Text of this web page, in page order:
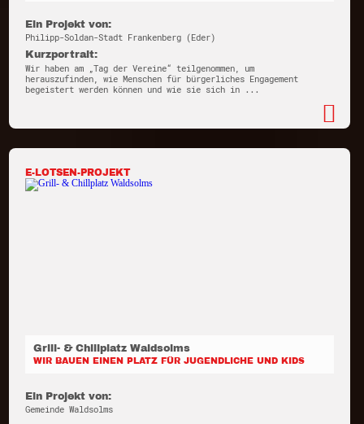
Ein Projekt von:
Philipp-Soldan-Stadt Frankenberg (Eder)
Kurzportrait:
Wir haben am „Tag der Vereine“ teilgenommen, um
herauszufinden, wie Menschen für bürgerliches Engagement
begeistert werden können und wie sie sich in ...
E-LOTSEN-PROJEKT
Grill- & Chillplatz Waldsolms
WIR BAUEN EINEN PLATZ FÜR JUGENDLICHE UND KIDS
Ein Projekt von:
Gemeinde Waldsolms